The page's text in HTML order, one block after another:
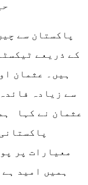
پاکستان سے
کے ذریعے
ہیں۔ عثمان
سے زیادہ
عثمان نے کہا
معیارات پر
ہمیں امید